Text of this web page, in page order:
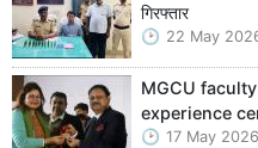
गिरफ्तार
22 May
MGCU
experience
17 May